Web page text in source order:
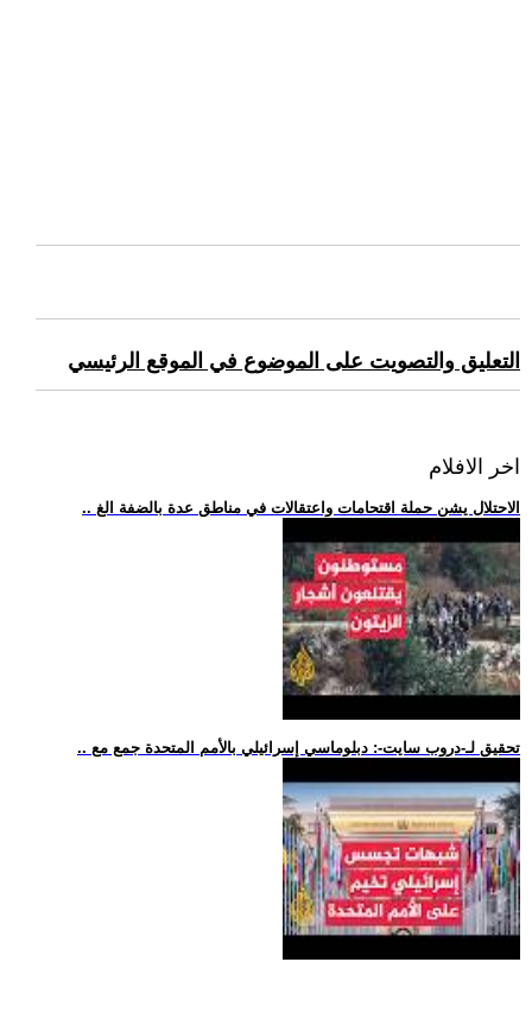
التعليق والتصويت على الموضوع في الموقع الرئيسي
اخر الافلام
.. الاحتلال يشن حملة اقتحامات واعتقالات في مناطق عدة بالضفة الغ
.. تحقيق لـ-دروب سايت-: دبلوماسي إسرائيلي بالأمم المتحدة جمع مع